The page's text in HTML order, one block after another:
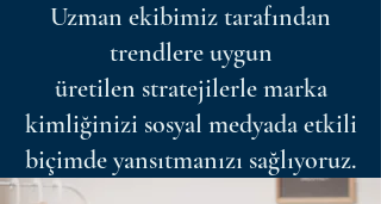
Uzman ekibimiz tarafından
trendlere uygun
üretilen stratejilerle marka
kimliğinizi sosyal medyada etkili
biçimde yansıtmanızı sağlıyoruz.